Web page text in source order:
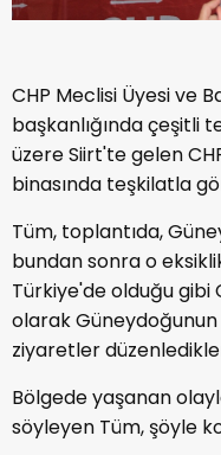
CHP Meclisi Üyesi ve
başkanlığında çeşitli
üzere Siirt'te gelen
binasında teşkilatla
Tüm, toplantıda,
bundan sonra o
Türkiye'de olduğu
olarak
ziyaretler
Bölgede yaşanan
söyleyen Tüm, şöyle